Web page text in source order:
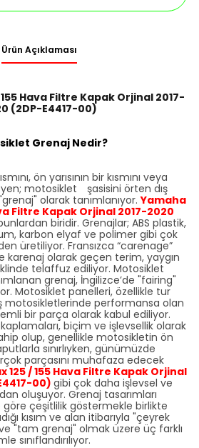
Ürün Açıklaması
Hava Filtre Kapak Orjinal 2017-
(2DP-E4417-00)
Grenaj Nedir?
ön yarısının bir kısmını veya
motosiklet şasisini örten dış
olarak tanımlanıyor.Yamaha
Filtre Kapak Orjinal 2017-2020
biridir. Grenajlar; ABS plastik,
karbon elyaf ve polimer gibi çok
üretiliyor. Fransızca “carenage”
karenaj olarak geçen terim, yaygın
telaffuz ediliyor. Motosiklet
grenaj, İngilizce’de "fairing"
Motosiklet panelleri, özellikle tur
motosikletlerinde performansa olan
bir parça olarak kabul ediliyor.
biçim ve işlevsellik olarak
olup, genellikle motosikletin ön
sınırlıyken, günümüzde
parçasını muhafaza edecek
125 / 155 Hava Filtre Kapak Orjinal
00) gibi çok daha işlevsel ve
oluşuyor. Grenaj tasarımları
çeşitlilik göstermekle birlikte
kısım ve alan itibarıyla "çeyrek
"tam grenaj" olmak üzere üç farklı
sınıflandırılıyor.